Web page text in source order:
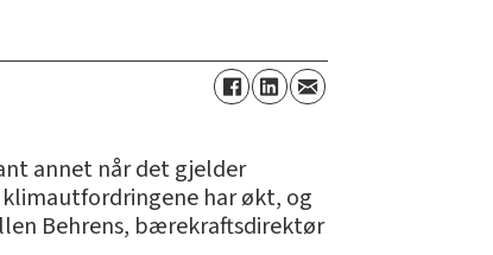
annet når det gjelder
har økt, og
Behrens, bærekraftsdirektør